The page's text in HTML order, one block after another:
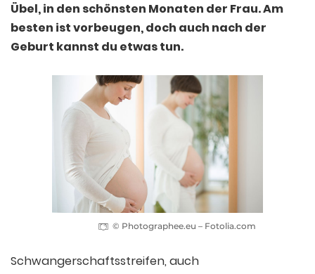
Übel, in den schönsten Monaten der Frau. Am
besten ist vorbeugen, doch auch nach der
Geburt kannst du etwas tun.
© Photographee.eu – Fotolia.com
Schwangerschaftsstreifen, auch